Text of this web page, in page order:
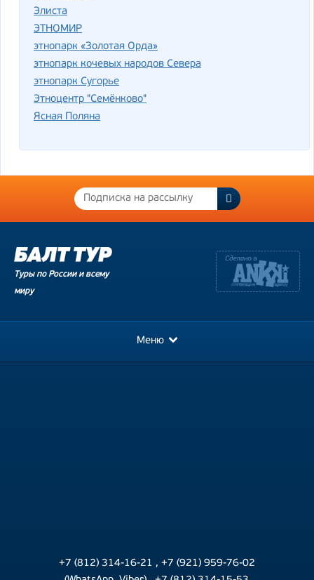
Элиста
ЭТНОМИР
этнопарк «Золотая Орда»
этнопарк кочевых народов Севера
этнопарк Сугорье
Этноцентр "Семёнково"
Ясная Поляна
Туры по России и всему
миру
Меню
+7 (812) 314-16-21 , +7 (921) 959-76-02